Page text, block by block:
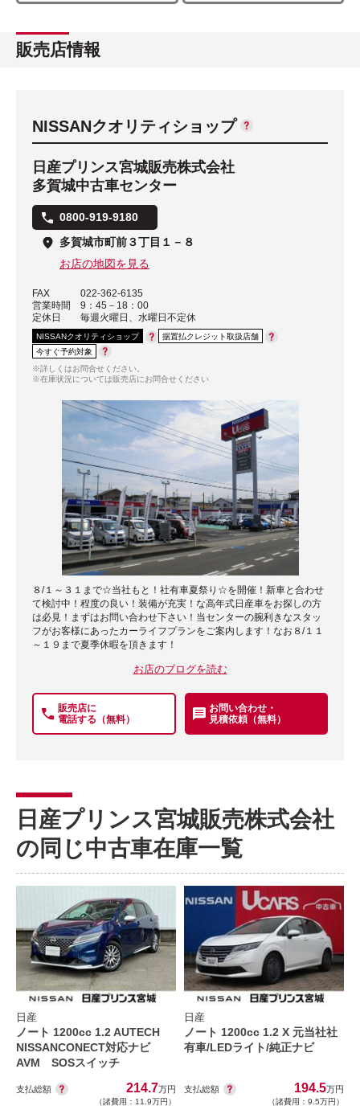
販売店情報
NISSANクオリティショップ
日産プリンス宮城販売株式会社
多賀城中古車センター
0800-919-9180
多賀城市町前３丁目１－８
お店の地図を見る
FAX
022-362-6135
営業時間
9：45－18：00
定休日
毎週火曜日、水曜日不定休
NISSANクオリティショップ
据置払クレジット取扱店舗
今すぐ予約対象
※詳しくはお問合せください。
※在庫状況については販売店にお問合せください
８/１～３１まで☆当社もと！社有車夏祭り☆を開催！新車と合わせ
て検討中！程度の良い！装備が充実！な高年式日産車をお探しの方
は必見！まずはお問い合わせ下さい！当センターの腕利きなスタッ
フがお客様にあったカーライフプランをご案内します！なお８/１１
～１９まで夏季休暇を頂きます！
お店のブログを読む
販売店に
電話する（無料）
お問い合わせ・
見積依頼（無料）
日産プリンス宮城販売株式会社
の同じ中古車在庫一覧
日産
ノート 1200cc 1.2 AUTECH
NISSANCONECT対応ナビ
AVM SOSスイッチ
支払総額 214.7万円
（諸費用：11.9万円）
日産
ノート 1200cc 1.2 X 元当社社
有車/LEDライト/純正ナビ
支払総額 194.5万円
（諸費用：9.5万円）